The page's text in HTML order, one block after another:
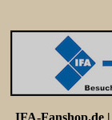
IFA-Fanshop.de